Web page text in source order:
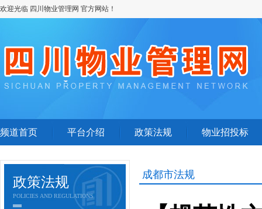
欢迎光临 四川物业管理网 官方网站！
频道首页 平台介绍 政策法规 物业招投标
政策法规
POLICIES AND REGULATIONS
成都市法规